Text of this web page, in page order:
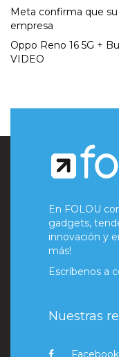
Meta confirma que
empresa
Oppo Reno 16 5G +
VIDEO
En FOLOU
gadgets,
innovación y
más!
Escríbenos a
Nuestras
Facebook